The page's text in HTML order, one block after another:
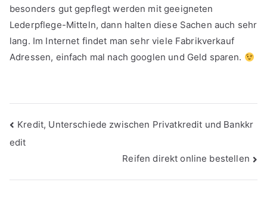
besonders gut gepflegt werden mit geeigneten
Lederpflege-Mitteln, dann halten diese Sachen auch sehr
lang. Im Internet findet man sehr viele Fabrikverkauf
Adressen, einfach mal nach googlen und Geld sparen.
Beitragsnavigation
Kredit, Unterschiede zwischen Privatkredit und Bankkr
edit
Reifen direkt online bestellen